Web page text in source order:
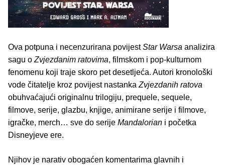
Ova potpuna i necenzurirana povijestStar Warsa analizira
sagu o Zvjezdanim ratovima, filmskom i pop-kulturnom
fenomenu koji traje skoro pet desetljeća. Autori kronološki
vode čitatelje kroz povijest nastanka Zvjezdanih ratova
obuhvaćajući originalnu trilogiju, prequele, sequele,
filmove, serije, glazbu, knjige, animirane serije i filmove,
igračke, merch… sve do serije Mandalorian i početka
Disneyjeve ere.
Njihov je narativ obogaćen komentarima glavnih i